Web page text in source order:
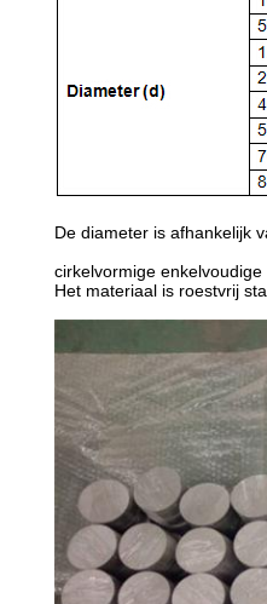
De diameter is afhankelijk
cirkelvormige enkelvoudige
Het materiaal is roestvrij